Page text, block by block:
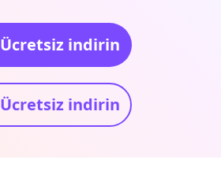
Ücretsiz indirin
Ücretsiz indirin